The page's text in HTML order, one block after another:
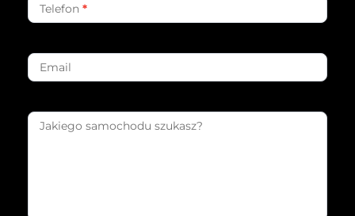
Telefon *
Email
Jakiego samochodu szukasz?